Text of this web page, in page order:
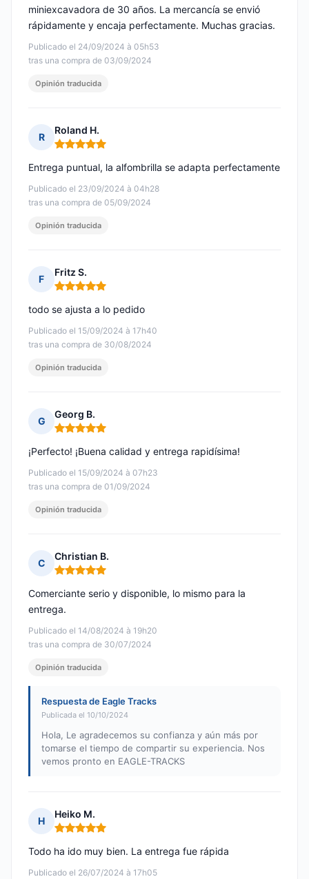
Publicado el 24/09/2024 à 05h53
tras una compra de 03/09/2024
miniexcavadora de 30 años. La mercancía se envió
rápidamente y encaja perfectamente. Muchas gracias.
Opinión traducida
R
Roland H.
Nota: 5 de 5
Publicado el 23/09/2024 à 04h28
tras una compra de 05/09/2024
Entrega puntual, la alfombrilla se adapta perfectamente
Opinión traducida
F
Fritz S.
Nota: 5 de 5
Publicado el 15/09/2024 à 17h40
tras una compra de 30/08/2024
todo se ajusta a lo pedido
Opinión traducida
G
Georg B.
Nota: 5 de 5
Publicado el 15/09/2024 à 07h23
tras una compra de 01/09/2024
¡Perfecto! ¡Buena calidad y entrega rapidísima!
Opinión traducida
C
Christian B.
Nota: 5 de 5
Publicado el 14/08/2024 à 19h20
tras una compra de 30/07/2024
Comerciante serio y disponible, lo mismo para la
entrega.
Opinión traducida
Respuesta de Eagle Tracks
Publicada el 10/10/2024
Hola, Le agradecemos su confianza y aún más por
tomarse el tiempo de compartir su experiencia. Nos
vemos pronto en EAGLE-TRACKS
H
Heiko M.
Nota: 5 de 5
Publicado el 26/07/2024 à 17h05
Todo ha ido muy bien. La entrega fue rápida